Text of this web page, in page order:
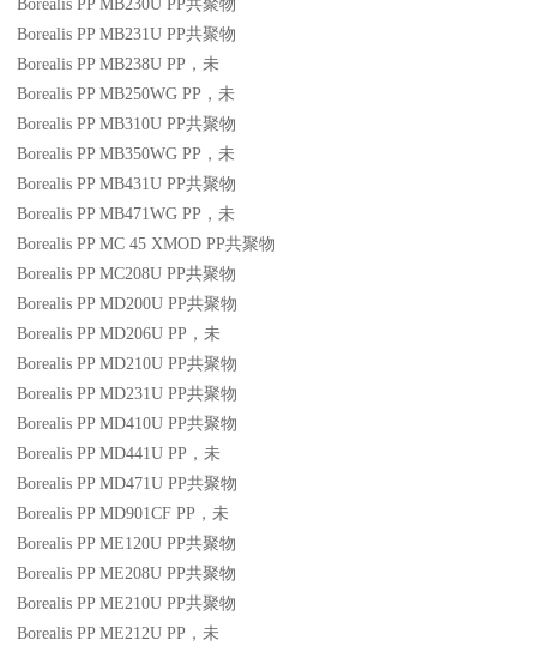
Borealis PP MB230U PP共聚物
Borealis PP MB231U PP共聚物
Borealis PP MB238U PP ，未
Borealis PP MB250WG PP ，未
Borealis PP MB310U PP共聚物
Borealis PP MB350WG PP ，未
Borealis PP MB431U PP共聚物
Borealis PP MB471WG PP ，未
Borealis PP MC 45 XMOD PP共聚物
Borealis PP MC208U PP共聚物
Borealis PP MD200U PP共聚物
Borealis PP MD206U PP ，未
Borealis PP MD210U PP共聚物
Borealis PP MD231U PP共聚物
Borealis PP MD410U PP共聚物
Borealis PP MD441U PP ，未
Borealis PP MD471U PP共聚物
Borealis PP MD901CF PP ，未
Borealis PP ME120U PP共聚物
Borealis PP ME208U PP共聚物
Borealis PP ME210U PP共聚物
Borealis PP ME212U PP ，未